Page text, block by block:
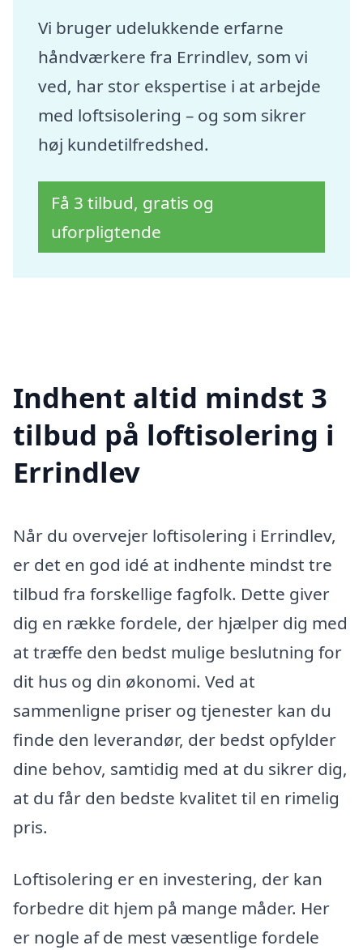
Vi bruger udelukkende erfarne
håndværkere fra Errindlev, som vi
ved, har stor ekspertise i at arbejde
med loftsisolering – og som sikrer
høj kundetilfredshed.
Få 3 tilbud, gratis og
uforpligtende
Indhent altid mindst 3
tilbud på loftisolering i
Errindlev
Når du overvejer loftisolering i Errindlev,
er det en god idé at indhente mindst tre
tilbud fra forskellige fagfolk. Dette giver
dig en række fordele, der hjælper dig med
at træffe den bedst mulige beslutning for
dit hus og din økonomi. Ved at
sammenligne priser og tjenester kan du
finde den leverandør, der bedst opfylder
dine behov, samtidig med at du sikrer dig,
at du får den bedste kvalitet til en rimelig
pris.
Loftisolering er en investering, der kan
forbedre dit hjem på mange måder. Her
er nogle af de mest væsentlige fordele